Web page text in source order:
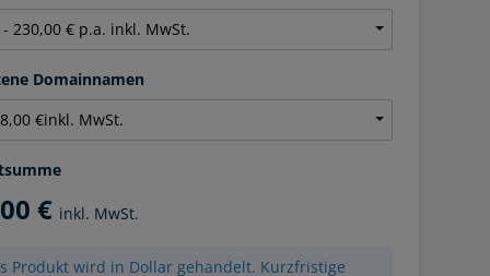
Domainnamen
€ inkl. MwSt.
Produkt wird in Dollar gehandelt. Kurzfristige